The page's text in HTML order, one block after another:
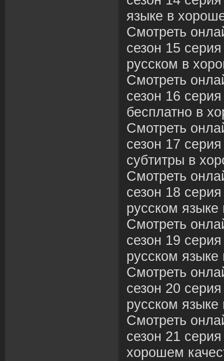
языке в
Смотреть
сезон 15
русском в
Смотреть
сезон 16
бесплатно в
Смотреть
сезон 17
субтитры в
Смотреть
сезон 18
русском языке
Смотреть
сезон 19
русском языке
Смотреть
сезон 20
русском языке
Смотреть
сезон 21
хорошем